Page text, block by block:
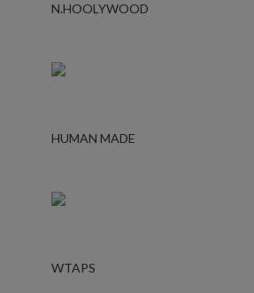
N.HOOLYWOOD
HUMAN MADE
WTAPS